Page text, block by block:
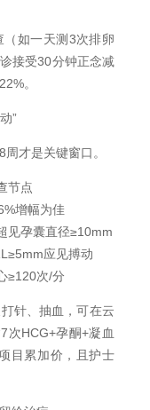
如一天测3次排卵
接受30分钟正念减
。
”
才是关键窗口。
节点
增幅为佳
见孕囊直径≥10mm
应见搏动
≥120次/分
针、抽血，可在云
次HCG+孕酮+凝血
目累加价，且护士